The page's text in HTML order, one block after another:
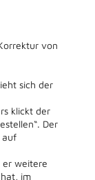
von
sich der
klickt der
Der
auf
er weitere
im